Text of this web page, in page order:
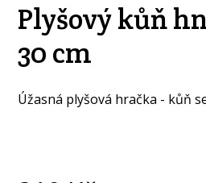
Plyšový kůň
30 cm
Úžasná plyšová hračka - kůň